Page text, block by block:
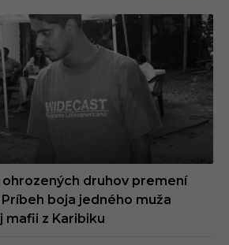
ohrozených druhov premení
boja jedného muža
z Karibiku